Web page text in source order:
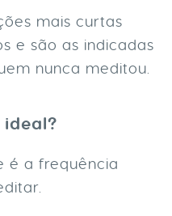
mais curtas
e são as indicadas
nunca meditou.
é a frequência